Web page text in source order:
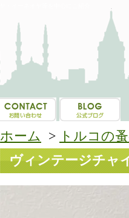
ホーム > トルコの
ヴィンテージチャ